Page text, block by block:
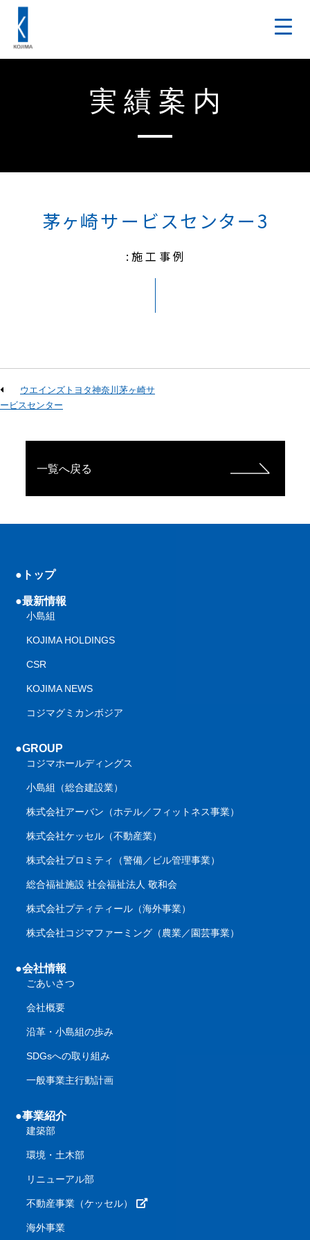
実績案内
茅ヶ崎サービスセンター3
:施工事例
ウエインズトヨタ神奈川茅ヶ崎サ
ービスセンター
一覧へ戻る
●トップ
●最新情報
小島組
KOJIMA HOLDINGS
CSR
KOJIMA NEWS
コジマグミカンボジア
●GROUP
コジマホールディングス
小島組（総合建設業）
株式会社アーバン（ホテル／フィットネス事業）
株式会社ケッセル（不動産業）
株式会社プロミティ（警備／ビル管理事業）
総合福祉施設 社会福祉法人 敬和会
株式会社プティティール（海外事業）
株式会社コジマファーミング（農業／園芸事業）
●会社情報
ごあいさつ
会社概要
沿革・小島組の歩み
SDGsへの取り組み
一般事業主行動計画
●事業紹介
建築部
環境・土木部
リニューアル部
不動産事業（ケッセル）
海外事業